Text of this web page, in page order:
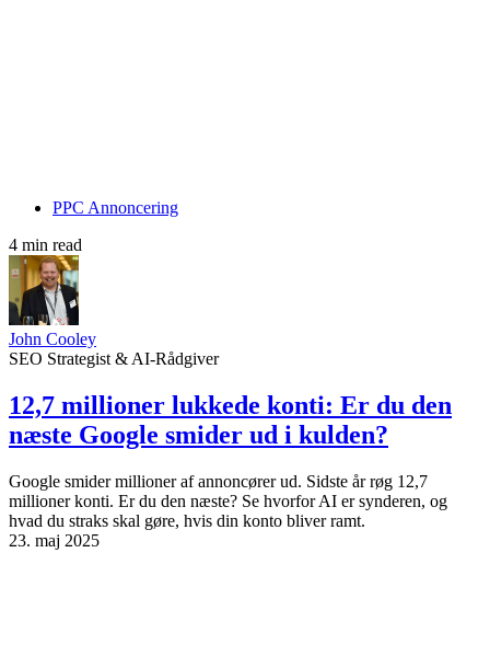
PPC Annoncering
4 min read
John Cooley
SEO Strategist & AI-Rådgiver
12,7 millioner lukkede konti: Er du den
næste Google smider ud i kulden?
Google smider millioner af annoncører ud. Sidste år røg 12,7
millioner konti. Er du den næste? Se hvorfor AI er synderen, og
hvad du straks skal gøre, hvis din konto bliver ramt.
23. maj 2025